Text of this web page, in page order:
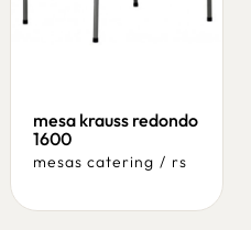
mesa krauss redondo
1600
mesas catering / rs